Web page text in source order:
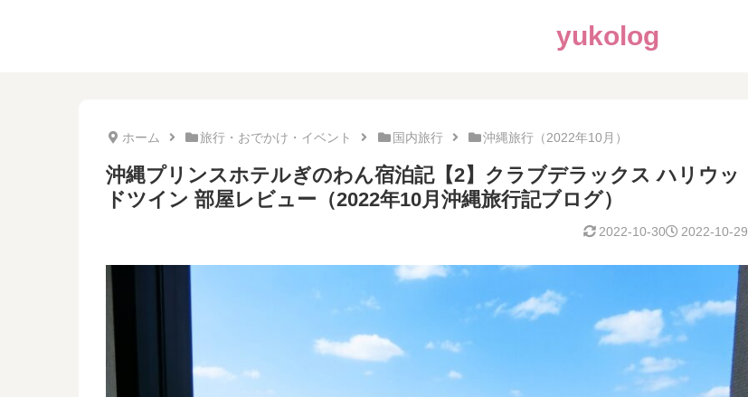
yukolog
ホーム 旅行・おでかけ・イベント 国内旅行 沖縄旅行（2022年10月）
沖縄プリンスホテルぎのわん宿泊記【2】クラブデラックス ハリウッ
ドツイン 部屋レビュー（2022年10月沖縄旅行記ブログ）
2022-10-29
2022-10-30